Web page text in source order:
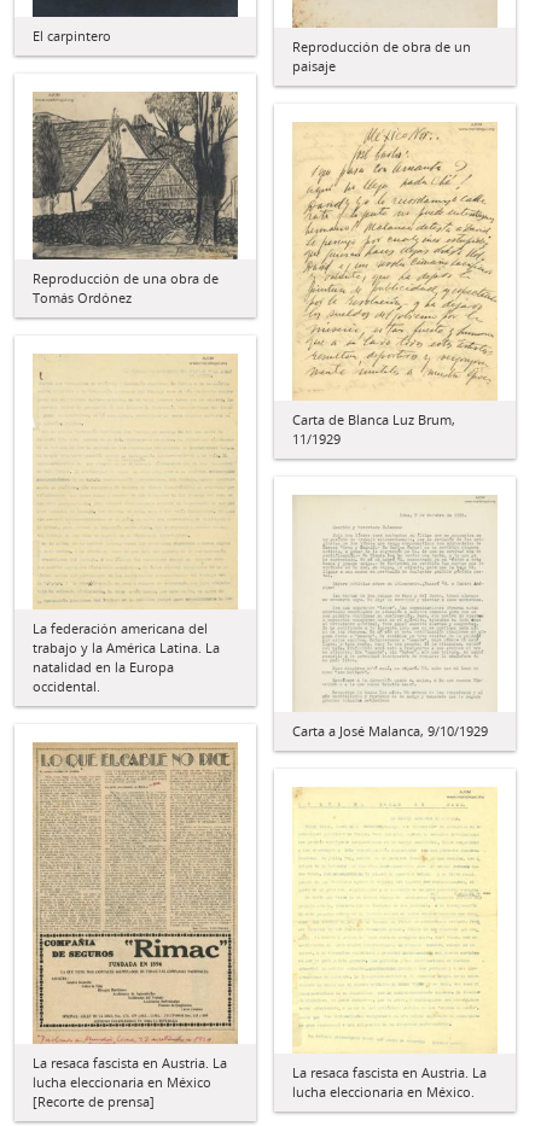
El carpintero
Reproducción de obra de un
paisaje
Reproducción de una obra de
Tomás Ordónez
Carta de Blanca Luz Brum,
11/1929
La federación americana del
trabajo y la América Latina. La
natalidad en la Europa
occidental.
Carta a José Malanca, 9/10/1929
La resaca fascista en Austria. La
lucha eleccionaria en México
[Recorte de prensa]
La resaca fascista en Austria. La
lucha eleccionaria en México.